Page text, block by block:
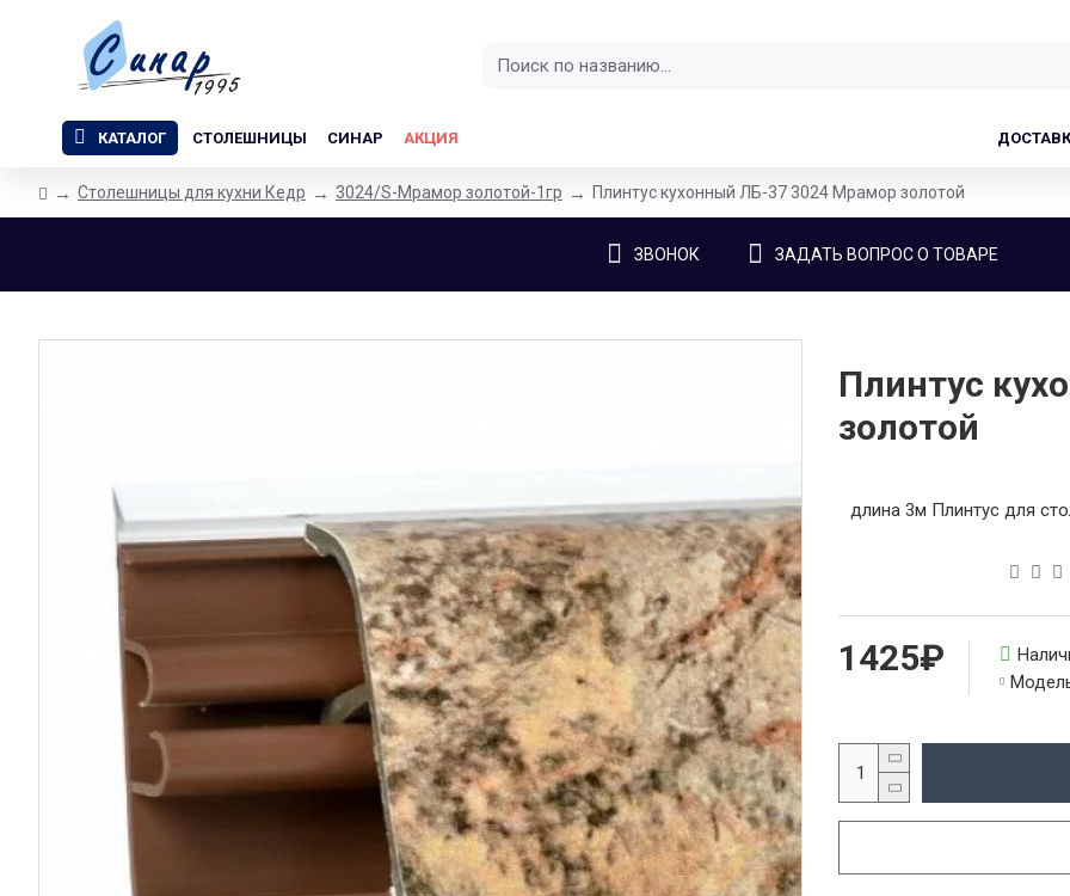
КАТАЛОГ СТОЛЕШНИЦЫ СИНАР АКЦИЯ
Столешницы для кухни Кедр 3024/S-Мрамор золотой-1гр Плинтус кухонный ЛБ-37 3024 Мрамор золотой
ЗВОНОК ЗАДАТЬ ВОПРОС О ТОВАРЕ
Плинтус
золотой
длина 3м Плинтус для
1425₽